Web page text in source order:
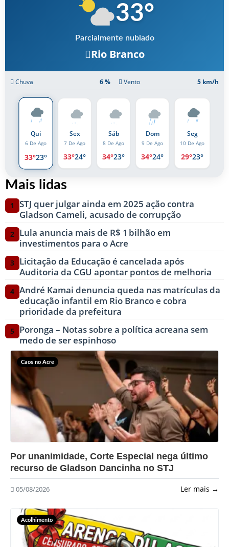
33°
Parcialmente nublado
Rio Branco
Chuva 6 % Vento 5 km/h
Qui
6 De Ago
33°23°
Sex
7 De Ago
33°24°
Sáb
8 De Ago
34°23°
Dom
9 De Ago
34°24°
Seg
10 De Ago
29°23°
Mais lidas
1
STJ quer julgar ainda em 2025 ação contra
Gladson Cameli, acusado de corrupção
2 Lula anuncia mais de R$ 1 bilhão em
investimentos para o Acre
3 Licitação da Educação é cancelada após
Auditoria da CGU apontar pontos de melhoria
4 André Kamai denuncia queda nas matrículas da
educação infantil em Rio Branco e cobra
prioridade da prefeitura
5 Poronga – Notas sobre a política acreana sem
medo de ser espinhoso
Caos no Acre
?>
Por unanimidade, Corte Especial nega último
recurso de Gladson Dancinha no STJ
05/08/2026 Ler mais →
Acolhimento